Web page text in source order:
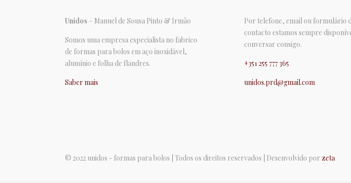
Unidos – Manuel de Sousa Pinto & Irmão
Somos uma empresa especialista no fabrico
de formas para bolos em aço inoxidável,
alumínio e folha de flandres.
Saber mais
Por telefone, email ou formulário
contacto estamos sempre
conversar consigo.
+351 255 777 365
unidos.prd@gmail.com
© 2022 unidos - formas para bolos | Todos os direitos reservados | Desenvolvido por zeta